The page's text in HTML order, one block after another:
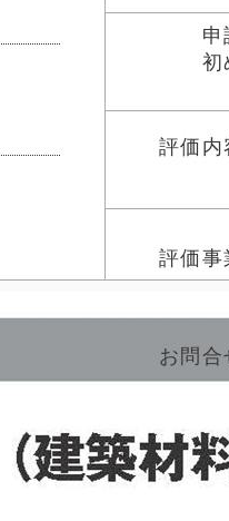
申
初
評価内
評価事
お問合